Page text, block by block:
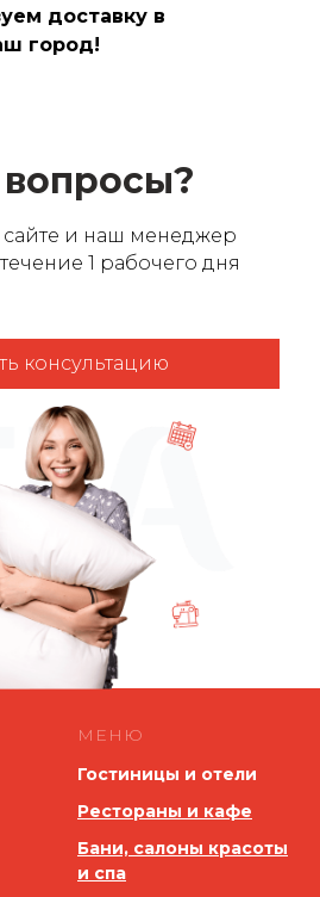
доставку в
город!
сайте и наш менеджер
1 рабочего дня
консультацию
МЕНЮ
Гостиницы и отели
Рестораны и кафе
Бани, салоны красоты
и спа